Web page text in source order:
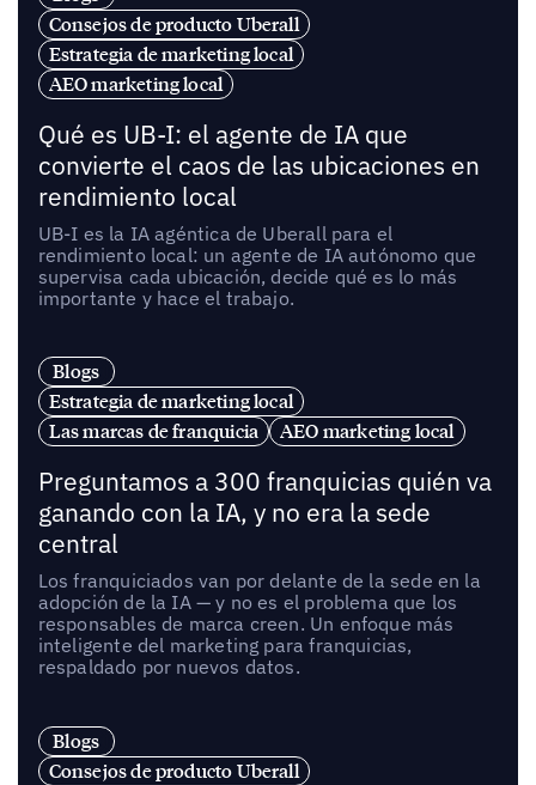
Consejos de producto Uberall
Estrategia de marketing local
AEO marketing local
Qué es UB-I: el agente de IA que
convierte el caos de las ubicaciones en
rendimiento local
UB-I es la IA agéntica de Uberall para el
rendimiento local: un agente de IA autónomo que
supervisa cada ubicación, decide qué es lo más
importante y hace el trabajo.
Blogs
Estrategia de marketing local
Las marcas de franquicia
AEO marketing local
Preguntamos a 300 franquicias quién va
ganando con la IA, y no era la sede
central
Los franquiciados van por delante de la sede en la
adopción de la IA — y no es el problema que los
responsables de marca creen. Un enfoque más
inteligente del marketing para franquicias,
respaldado por nuevos datos.
Blogs
Consejos de producto Uberall